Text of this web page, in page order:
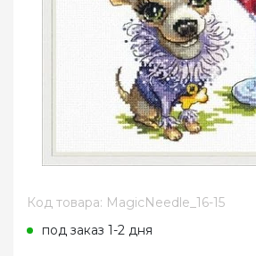
Код товара: MagicNeedle_16-15
под заказ 1-2 дня